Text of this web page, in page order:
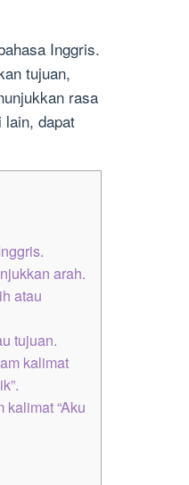
Inggris.
tujuan,
rasa
lain, dapat
arah.
atau
tujuan.
kalimat
“Aku